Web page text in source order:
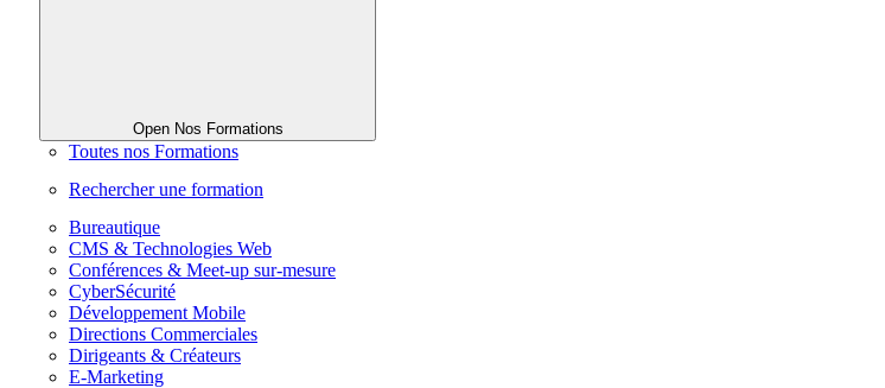
Open Nos Formations
Toutes nos Formations
Rechercher une formation
Bureautique
CMS & Technologies Web
Conférences & Meet-up sur-mesure
CyberSécurité
Développement Mobile
Directions Commerciales
Dirigeants & Créateurs
E-Marketing